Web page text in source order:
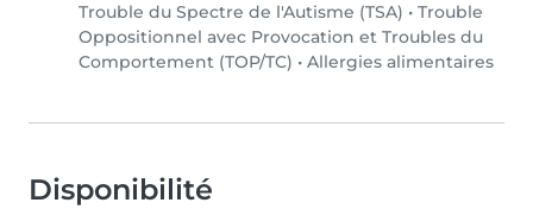
Trouble du Spectre de l'Autisme (TSA) • Trouble
Oppositionnel avec Provocation et Troubles du
Comportement (TOP/TC) • Allergies alimentaires
Disponibilité